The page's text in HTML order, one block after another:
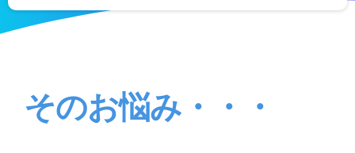
そのお悩み・・・